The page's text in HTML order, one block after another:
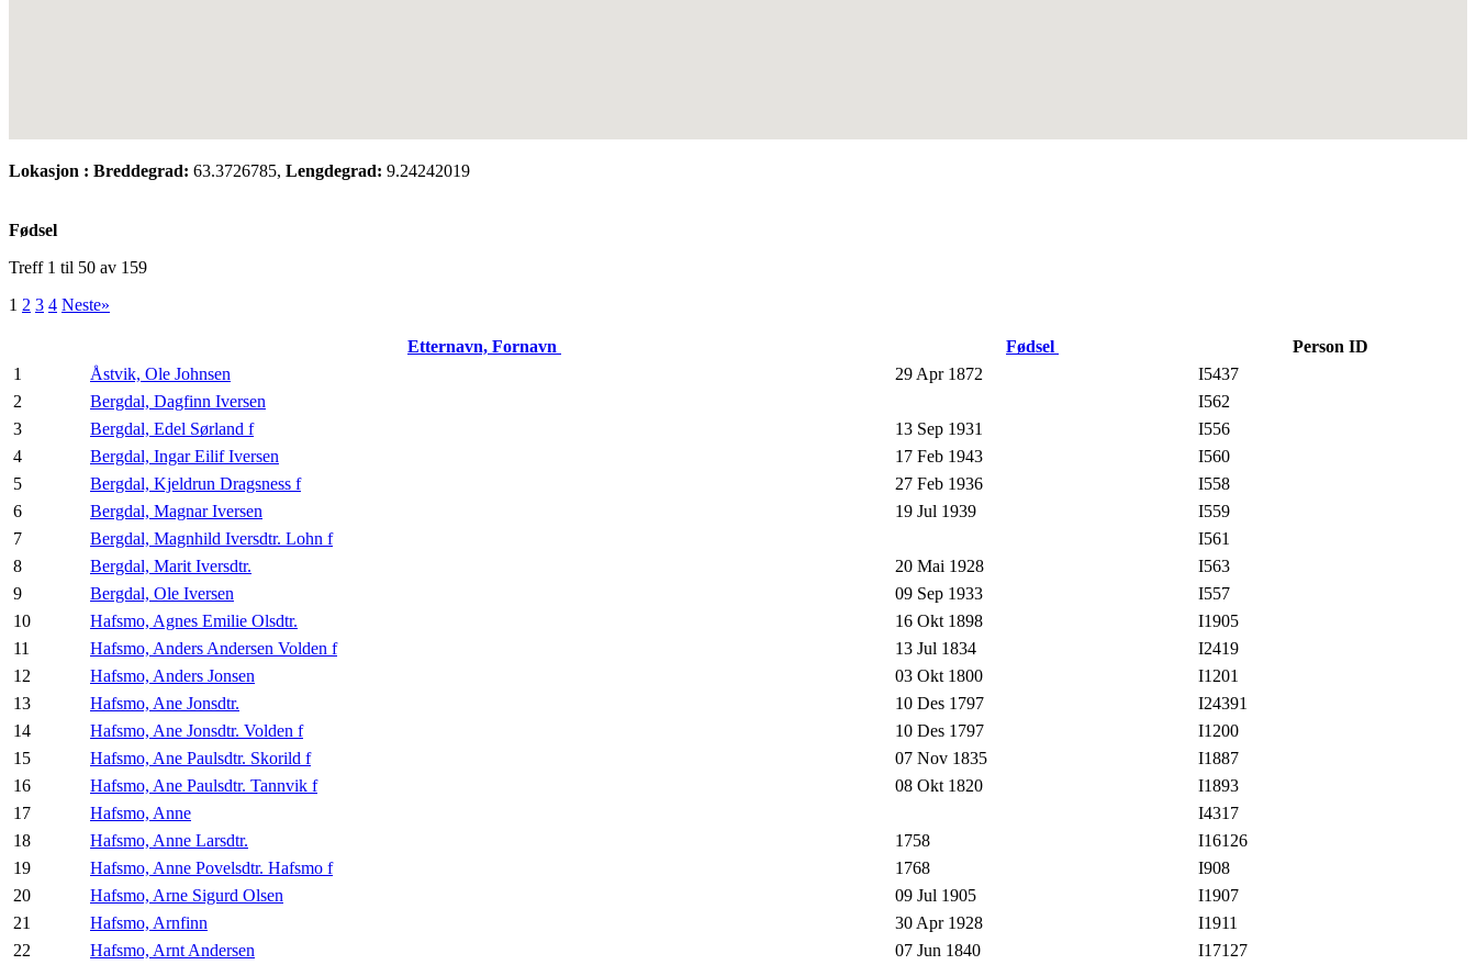
Lokasjon : Breddegrad: 63.3726785, Lengdegrad: 9.24242019
Fødsel
Treff 1 til 50 av 159
1 2 3 4 Neste»
Etternavn, Fornavn Fødsel
Person ID
1
Åstvik, Ole Johnsen 29 Apr 1872
I5437
2
Bergdal, Dagfinn Iversen
I562
3
Bergdal, Edel Sørland f 13 Sep 1931
I556
4
Bergdal, Ingar Eilif Iversen 17 Feb 1943
I560
5
Bergdal, Kjeldrun Dragsness f 27 Feb 1936
I558
6
Bergdal, Magnar Iversen 19 Jul 1939
I559
7
Bergdal, Magnhild Iversdtr. Lohn f
I561
8
Bergdal, Marit Iversdtr. 20 Mai 1928
I563
9
Bergdal, Ole Iversen 09 Sep 1933
I557
10
Hafsmo, Agnes Emilie Olsdtr. 16 Okt 1898
I1905
11
Hafsmo, Anders Andersen Volden f 13 Jul 1834
I2419
12
Hafsmo, Anders Jonsen 03 Okt 1800
I1201
13
Hafsmo, Ane Jonsdtr. 10 Des 1797
I24391
14
Hafsmo, Ane Jonsdtr. Volden f 10 Des 1797
I1200
15
Hafsmo, Ane Paulsdtr. Skorild f 07 Nov 1835
I1887
16
Hafsmo, Ane Paulsdtr. Tannvik f 08 Okt 1820
I1893
17
Hafsmo, Anne
I4317
18
Hafsmo, Anne Larsdtr. 1758
I16126
19
Hafsmo, Anne Povelsdtr. Hafsmo f 1768
I908
20
Hafsmo, Arne Sigurd Olsen 09 Jul 1905
I1907
21
Hafsmo, Arnfinn 30 Apr 1928
I1911
22
Hafsmo, Arnt Andersen 07 Jun 1840
I17127